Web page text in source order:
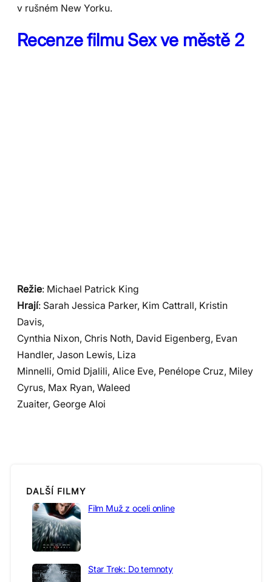
v rušném New Yorku.
Recenze filmu Sex ve městě 2
Režie: Michael Patrick King
Hrají: Sarah Jessica Parker, Kim Cattrall, Kristin
Davis,
Cynthia Nixon, Chris Noth, David Eigenberg, Evan
Handler, Jason Lewis, Liza
Minnelli, Omid Djalili, Alice Eve, Penélope Cruz, Miley
Cyrus, Max Ryan, Waleed
Zuaiter, George Aloi
DALŠÍ FILMY
Film Muž z oceli online
Star Trek: Do temnoty